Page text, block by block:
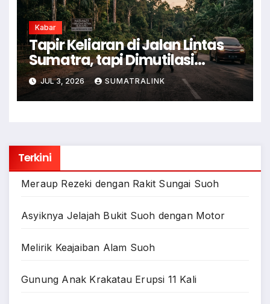
Kabar
Tapir Keliaran di Jalan Lintas
Sumatra, tapi Dimutilasi
Warga
JUL 3, 2026 SUMATRALINK
Terkini
Meraup Rezeki dengan Rakit Sungai Suoh
Asyiknya Jelajah Bukit Suoh dengan Motor
Melirik Keajaiban Alam Suoh
Gunung Anak Krakatau Erupsi 11 Kali